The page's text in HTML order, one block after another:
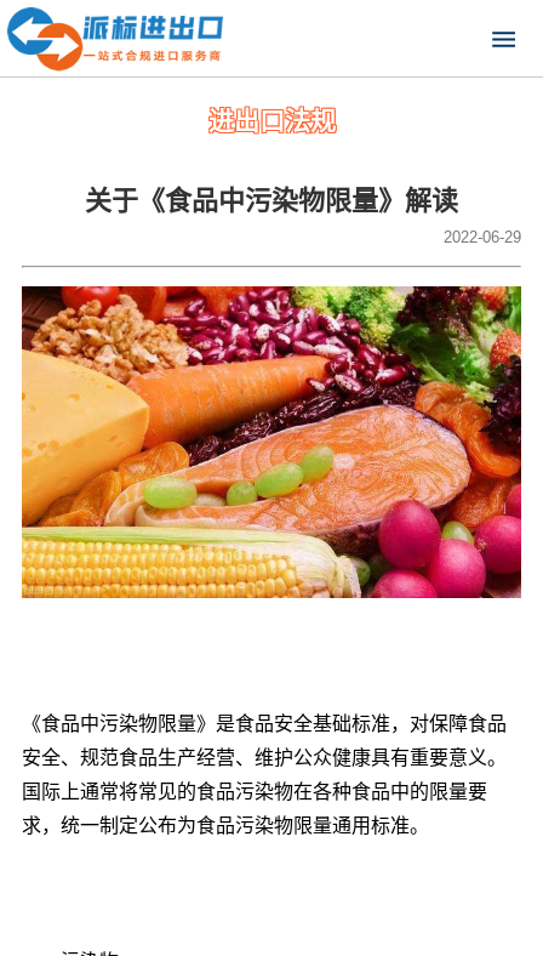
进出口法规
关于《食品中污染物限量》解读
2022-06-29
《食品中污染物限量》是食品安全基础标准，对保障食品
安全、规范食品生产经营、维护公众健康具有重要意义。
国际上通常将常见的食品污染物在各种食品中的限量要
求，统一制定公布为食品污染物限量通用标准。